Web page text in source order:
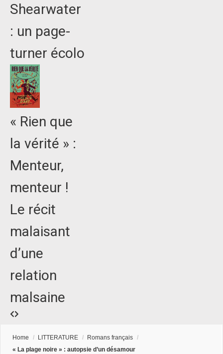
Shearwater
: un page-
turner écolo
« Rien que
la vérité » :
Menteur,
menteur !
Le récit
malaisant
d’une
relation
malsaine
Home / LITTERATURE / Romans français /
« La plage noire » : autopsie d’un désamour